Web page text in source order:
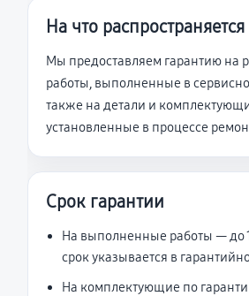
На что
Мы предоставляем гарантию на
работы, выполненные в
также на детали и
установленные в процессе
Срок гарантии
На выполненные работы — до
срок указывается в
На комплектующие по